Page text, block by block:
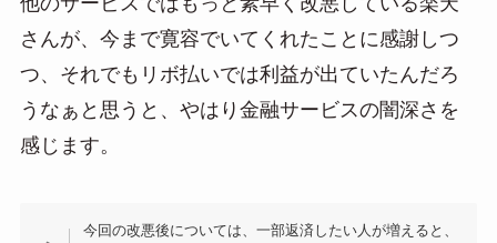
さんが、今まで寛容でいてくれたことに感謝しつ
つ、それでもリボ払いでは利益が出ていたんだろ
うなぁと思うと、やはり金融サービスの闇深さを
感じます。
今回の改悪後については、一部返済したい人が増えると、